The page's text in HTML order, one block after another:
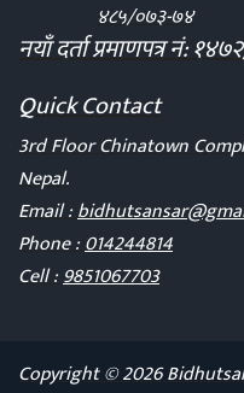
४८५/०७३-७४
नयाँ दर्ता प्रमाणपत्र नं:
Quick Contact
3rd Floor Chinatown
Nepal.
Email :
Phone :014244814
Cell :9851067703
Copyright © 2026